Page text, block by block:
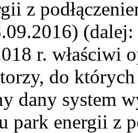
z
r. właściwi
do
dany system
park energii z